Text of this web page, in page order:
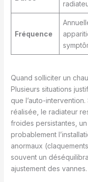
Fréquence
Quand solliciter un
Plusieurs situations
que l’auto-
réalisée, le radiateur
froides persistantes,
probablement
anormaux
souvent un
ajustement des vannes.